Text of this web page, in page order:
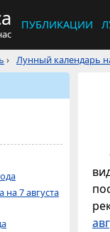
ПУБЛИКАЦИИ
› Лунный календарь
на 7 августа